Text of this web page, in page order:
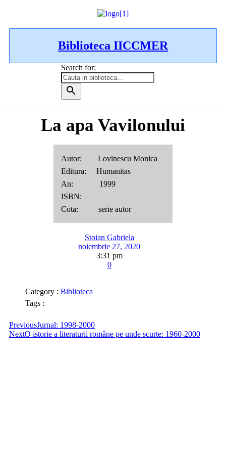
Biblioteca IICCMER
Search for:
La apa Vavilonului
Autor: Lovinescu Monica
Editura: Humanitas
An: 1999
ISBN:
Cota: serie autor
Stoian Gabriela
noiembrie 27, 2020
3:31 pm
0
Category : Biblioteca
Tags :
PreviousJurnal: 1998-2000
NextO istorie a literaturii române pe unde scurte: 1960-2000